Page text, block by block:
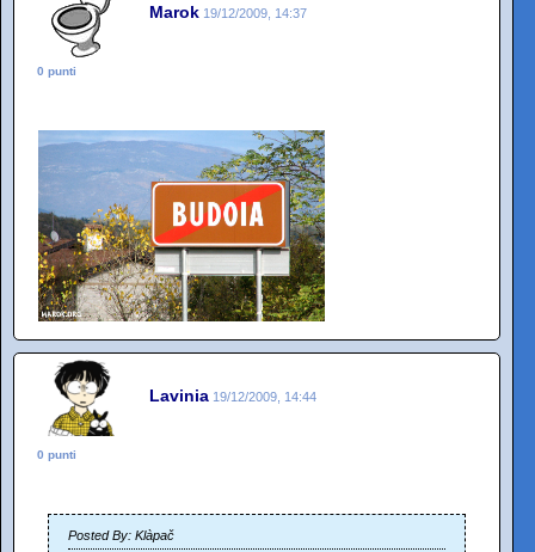
Marok 19/12/2009, 14:37
0 punti
Lavinia 19/12/2009, 14:44
0 punti
Posted By: Klàpač